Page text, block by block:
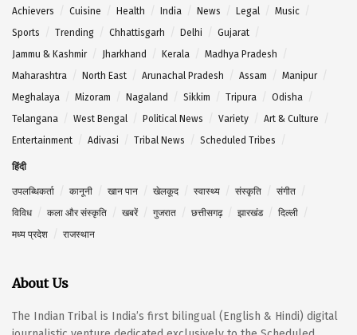
Achievers Cuisine Health India News Legal
Music
Sports
Trending Chhattisgarh Delhi
Gujarat
Jammu & Kashmir
Jharkhand Kerala
Madhya Pradesh
Maharashtra
North East Arunachal Pradesh Assam
Manipur
Meghalaya
Mizoram Nagaland Sikkim Tripura
Odisha
Telangana
West Bengal Political News Variety
Art & Culture
Entertainment
Adivasi Tribal News Scheduled Tribes
हिंदी
उपलब्धिकर्ता कानूनी खान पान खेलकूद स्वास्थ्य संस्कृति
संगीत
विविध
कला और संस्कृति खबरें गुजरात छत्तीसगढ़ झारखंड
दिल्ली
मध्य प्रदेश
राजस्थान
About Us
The Indian Tribal is India’s first bilingual (English & Hindi) digital